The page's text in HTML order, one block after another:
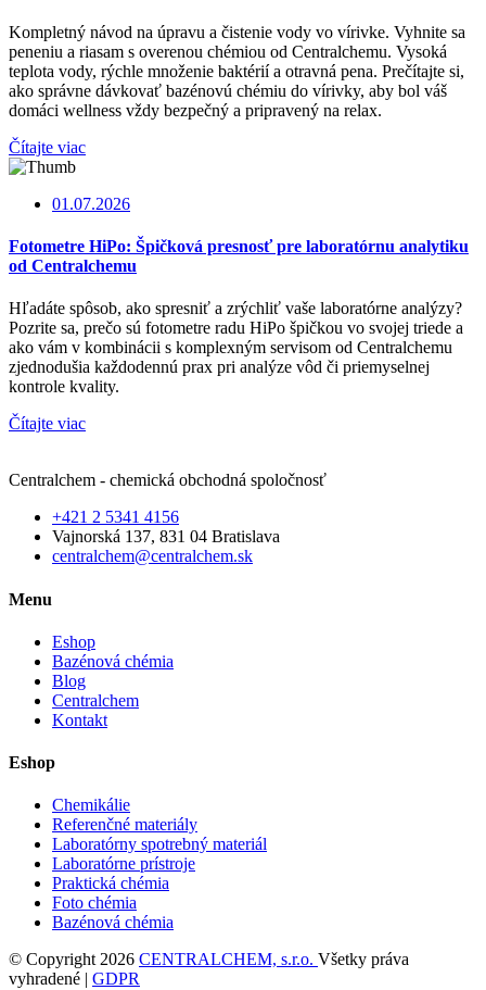
Kompletný návod na úpravu a čistenie vody vo vírivke. Vyhnite sa
peneniu a riasam s overenou chémiou od Centralchemu. Vysoká
teplota vody, rýchle množenie baktérií a otravná pena. Prečítajte si,
ako správne dávkovať bazénovú chémiu do vírivky, aby bol váš
domáci wellness vždy bezpečný a pripravený na relax.
Čítajte viac
01.07.2026
Fotometre HiPo: Špičková presnosť pre laboratórnu analytiku
od Centralchemu
Hľadáte spôsob, ako spresniť a zrýchliť vaše laboratórne analýzy?
Pozrite sa, prečo sú fotometre radu HiPo špičkou vo svojej triede a
ako vám v kombinácii s komplexným servisom od Centralchemu
zjednodušia každodennú prax pri analýze vôd či priemyselnej
kontrole kvality.
Čítajte viac
Centralchem - chemická obchodná spoločnosť
+421 2 5341 4156
Vajnorská 137, 831 04 Bratislava
centralchem@centralchem.sk
Menu
Eshop
Bazénová chémia
Blog
Centralchem
Kontakt
Eshop
Chemikálie
Referenčné materiály
Laboratórny spotrebný materiál
Laboratórne prístroje
Praktická chémia
Foto chémia
Bazénová chémia
© Copyright 2026 CENTRALCHEM, s.r.o. Všetky práva
vyhradené | GDPR